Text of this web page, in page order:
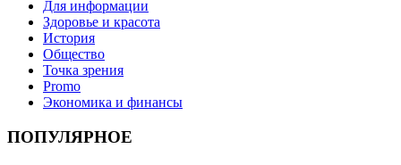
Для информации
Здоровье и красота
История
Общество
Точка зрения
Promo
Экономика и финансы
ПОПУЛЯРНОЕ